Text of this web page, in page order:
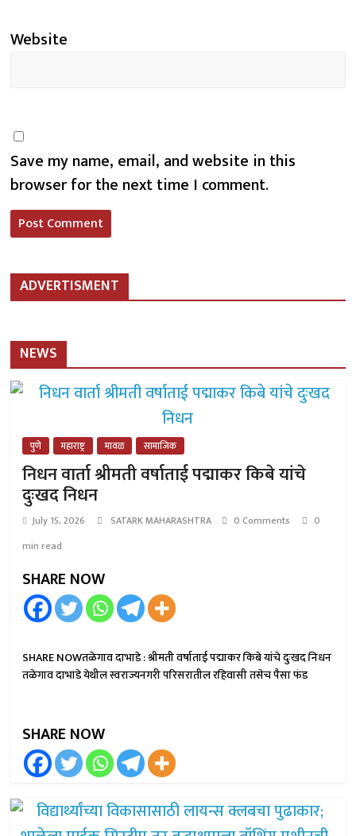
Website
Save my name, email, and website in this
browser for the next time I comment.
ADVERTISMENT
NEWS
पुणे महाराष्ट्र मावळ सामाजिक
निधन वार्ता श्रीमती वर्षाताई पद्माकर किबे यांचे
दुःखद निधन
July 15, 2026 SATARK MAHARASHTRA 0 Comments
0
min read
SHARE NOW
SHARE NOWतळेगाव दाभाडे : श्रीमती वर्षाताई पद्माकर किबे यांचे दुःखद निधन
तळेगाव दाभाडे येथील स्वराज्यनगरी परिसरातील रहिवासी तसेच पैसा फंड
SHARE NOW